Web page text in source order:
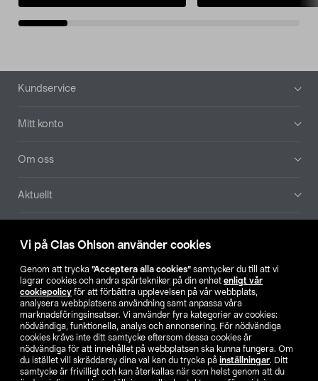
Vi på Clas Ohlson använder cookies
Genom att trycka ”Acceptera alla cookies” samtycker du till att vi
lagrar cookies och andra spårtekniker på din enhet enligt vår
cookiepolicy för att förbättra upplevelsen på vår webbplats,
analysera webbplatsens användning samt anpassa våra
marknadsföringsinsatser. Vi använder fyra kategorier av cookies:
nödvändiga, funktionella, analys och annonsering. För nödvändiga
cookies krävs inte ditt samtycke eftersom dessa cookies är
nödvändiga för att innehållet på webbplatsen ska kunna fungera. Om
du istället vill skräddarsy dina val kan du trycka på inställningar. Ditt
samtycke är frivilligt och kan återkallas när som helst genom att du
Sidfot
Kundservice
Mitt konto
Om oss
Aktuellt
Hitta butik
SE NO FI